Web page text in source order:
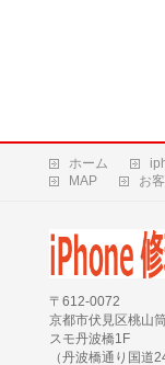
ホーム
MAP
お
〒612-0072
京都市伏見区桃山
スモ丹波橋1F
（丹波橋通り国道